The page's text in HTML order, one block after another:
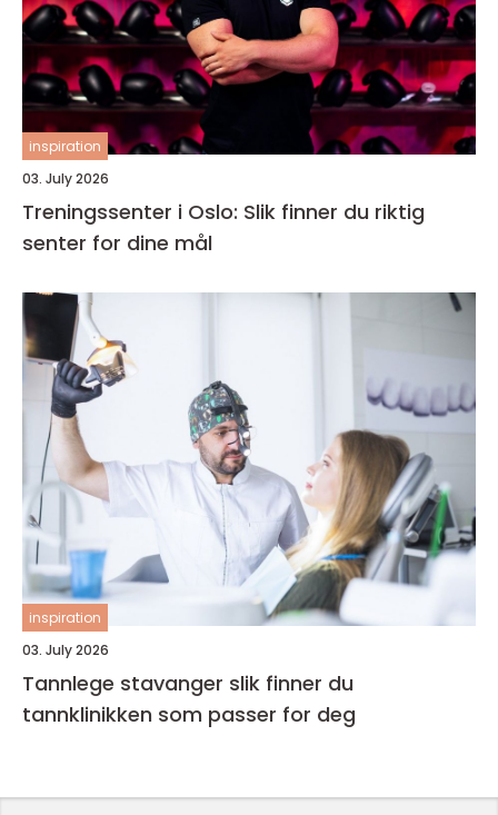
inspiration
03. July 2026
Treningssenter i Oslo: Slik finner du riktig
senter for dine mål
inspiration
03. July 2026
Tannlege stavanger slik finner du
tannklinikken som passer for deg